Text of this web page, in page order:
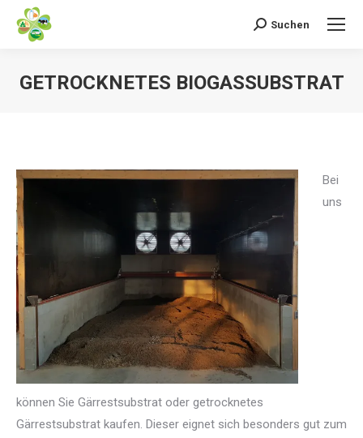
Search:
Suchen
GETROCKNETES BIOGASSUBSTRAT
Bei
uns
können Sie Gärrestsubstrat oder getrocknetes
Gärrestsubstrat kaufen. Dieser eignet sich besonders gut zum